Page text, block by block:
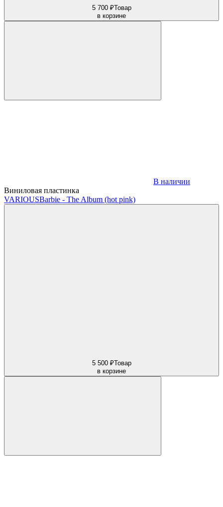
5 700 ₽Товар
в корзине
В наличии
Виниловая пластинка
VARIOUSBarbie - The Album (hot pink)
5 500 ₽Товар
в корзине